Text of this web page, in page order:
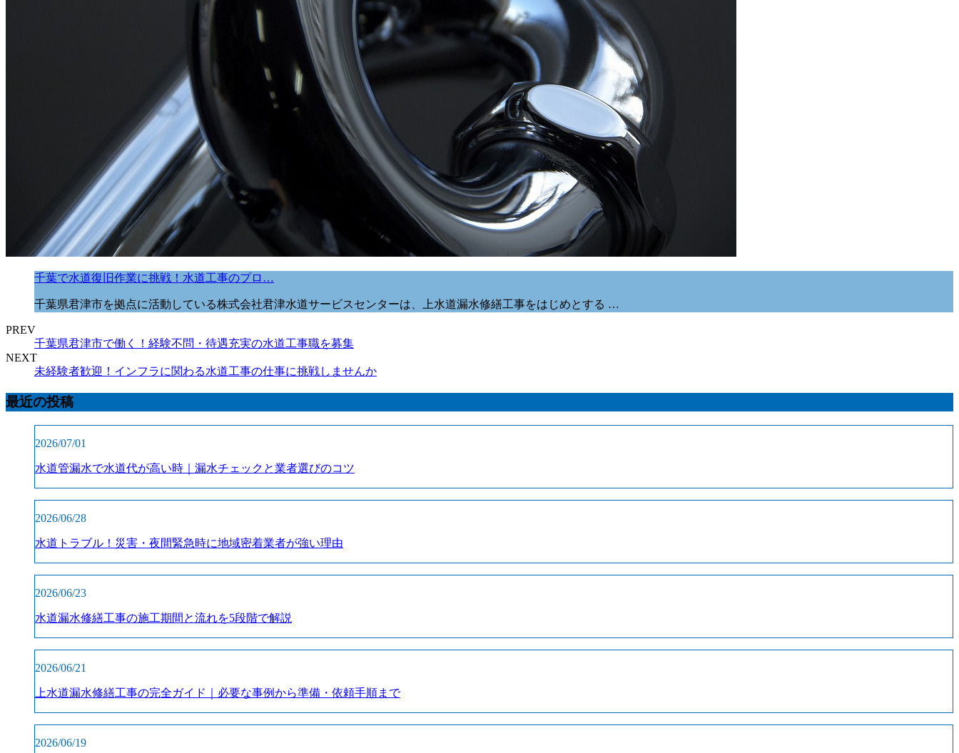
千葉で水道復旧作業に挑戦！水道工事のプロ…
千葉県君津市を拠点に活動している株式会社君津水道サービスセンターは、上水道漏水修繕工事をはじめとする …
PREV
千葉県君津市で働く！経験不問・待遇充実の水道工事職を募集
NEXT
未経験者歓迎！インフラに関わる水道工事の仕事に挑戦しませんか
最近の投稿
2026/07/01
水道管漏水で水道代が高い時｜漏水チェックと業者選びのコツ
2026/06/28
水道トラブル！災害・夜間緊急時に地域密着業者が強い理由
2026/06/23
水道漏水修繕工事の施工期間と流れを5段階で解説
2026/06/21
上水道漏水修繕工事の完全ガイド｜必要な事例から準備・依頼手順まで
2026/06/19